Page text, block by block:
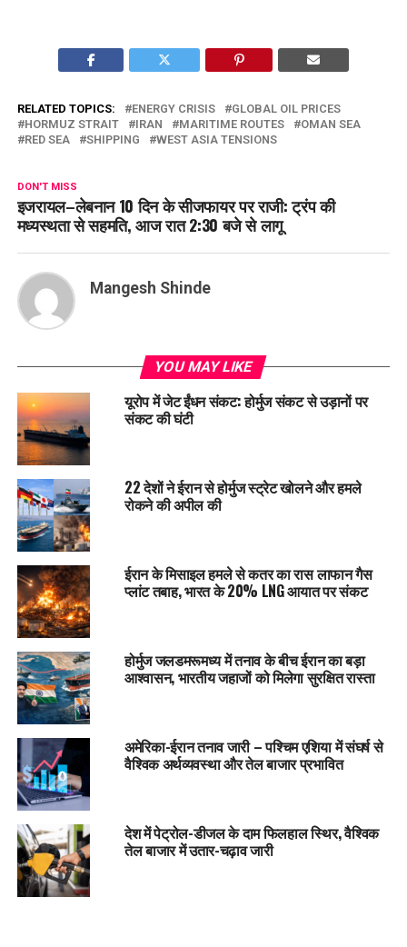
RELATED TOPICS: ENERGY CRISIS
GLOBAL OIL PRICES
HORMUZ STRAIT
IRAN MARITIME ROUTES
OMAN SEA
RED SEA
SHIPPING WEST ASIA TENSIONS
DON'T MISS
इजरायल–लेबनान 10 दिन के सीजफायर पर राजी: ट्रंप की
मध्यस्थता से सहमति, आज रात 2:30 बजे से लागू
Mangesh Shinde
YOU MAY LIKE
यूरोप में जेट ईंधन संकट: होर्मुज संकट से उड़ानों पर
संकट की घंटी
22 देशों ने ईरान से होर्मुज स्ट्रेट खोलने और हमले
रोकने की अपील की
ईरान के मिसाइल हमले से कतर का रास लाफान गैस
प्लांट तबाह, भारत के 20% LNG आयात पर संकट
होर्मुज जलडमरूमध्य में तनाव के बीच ईरान का बड़ा
आश्वासन, भारतीय जहाजों को मिलेगा सुरक्षित रास्ता
अमेरिका-ईरान तनाव जारी – पश्चिम एशिया में संघर्ष से
वैश्विक अर्थव्यवस्था और तेल बाजार प्रभावित
देश में पेट्रोल-डीजल के दाम फिलहाल स्थिर, वैश्विक
तेल बाजार में उतार-चढ़ाव जारी